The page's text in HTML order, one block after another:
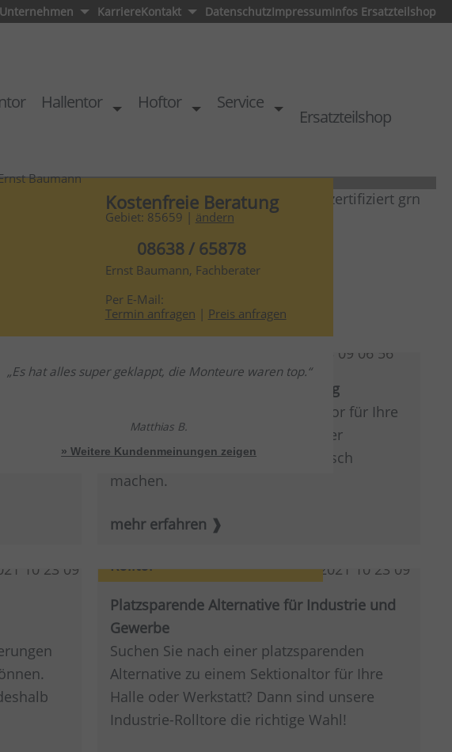
Unternehmen KarriereKontakt DatenschutzImpressumInfos Ersatzteilshop
Hallentor Hoftor Service
Ersatzteilshop
Kostenfreie Beratung
Gebiet: 85659 | ändern
08638 / 65878
Ernst Baumann, Fachberater
Per E-Mail:
Termin anfragen | Preis anfragen
Es hat alles super geklappt, die Monteure waren top.
Matthias B.
» Weitere Kundenmeinungen zeigen
Hersteller
Zuverlässig im betrieblichen Alltag
Sie benötigen ein hochwertiges Tor für Ihre
Werkstatt? Mit einem Pfullendorfer
Werkstattor können Sie nichts falsch
machen.
mehr erfahren
Rolltor
Platzsparende Alternative für Industrie und
Gewerbe
Suchen Sie nach einer platzsparenden
Alternative zu einem Sektionaltor für Ihre
Halle oder Werkstatt? Dann sind unsere
Industrie-Rolltore die richtige Wahl!